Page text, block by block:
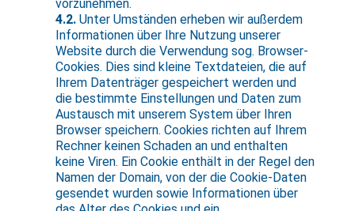
vorzunehmen.
4.2. Unter Umständen erheben wir außerdem
Informationen über Ihre Nutzung unserer
Website durch die Verwendung sog. Browser-
Cookies. Dies sind kleine Textdateien, die auf
Ihrem Datenträger gespeichert werden und
die bestimmte Einstellungen und Daten zum
Austausch mit unserem System über Ihren
Browser speichern. Cookies richten auf Ihrem
Rechner keinen Schaden an und enthalten
keine Viren. Ein Cookie enthält in der Regel den
Namen der Domain, von der die Cookie-Daten
gesendet wurden sowie Informationen über